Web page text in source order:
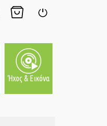
μου
Ήχος & Εικόνα